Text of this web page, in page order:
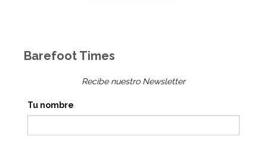
Barefoot Times
Recibe nuestro Newsletter
Tu nombre